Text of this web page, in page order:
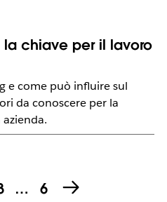
la chiave per il lavoro
e come può influire sul
da conoscere per la
… 6